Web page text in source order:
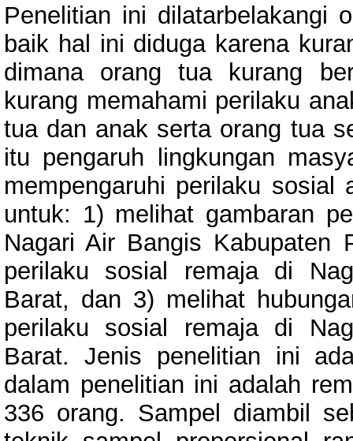
Penelitian ini dilatarbelakangi
baik hal ini diduga karena
dimana orang tua kurang
kurang memahami perilaku
tua dan anak serta orang tua
itu pengaruh lingkungan
mempengaruhi perilaku
untuk: 1) melihat gambaran
Nagari Air Bangis Kabupaten
perilaku sosial remaja di
Barat, dan 3) melihat
perilaku sosial remaja di
Barat. Jenis penelitian ini
dalam penelitian ini adalah
336 orang. Sampel diambil